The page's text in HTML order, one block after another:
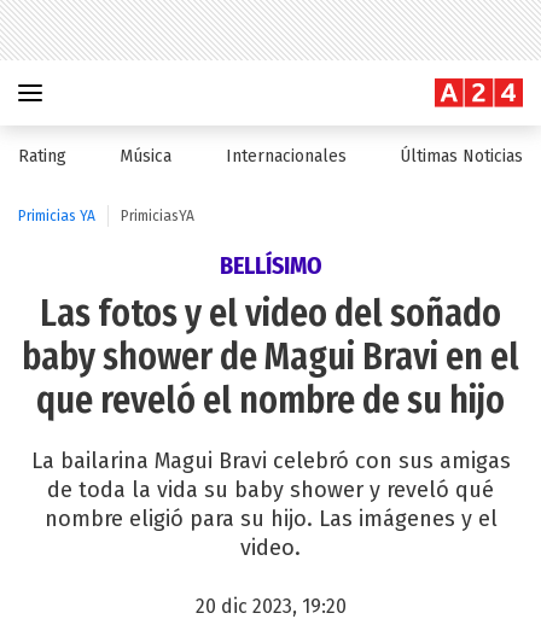
Rating Música Internacionales Últimas Noticias
Primicias YA PrimiciasYA
BELLÍSIMO
Las fotos y el video del soñado
baby shower de Magui Bravi en el
que reveló el nombre de su hijo
La bailarina Magui Bravi celebró con sus amigas
de toda la vida su baby shower y reveló qué
nombre eligió para su hijo. Las imágenes y el
video.
20 dic 2023, 19:20